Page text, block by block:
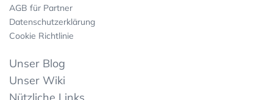
AGB für Partner
Datenschutzerklärung
Cookie Richtlinie
Unser Blog
Unser Wiki